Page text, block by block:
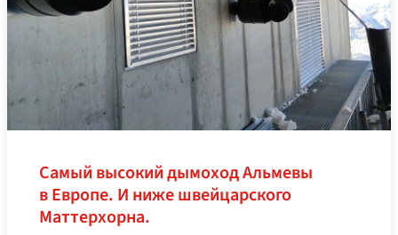
Самый высокий дымоход Альмевы
в Европе. И ниже швейцарского
Маттерхорна.